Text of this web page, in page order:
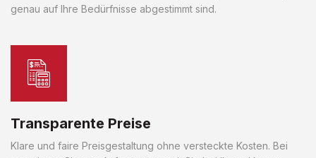
genau auf Ihre Bedürfnisse abgestimmt sind.
Transparente Preise
Klare und faire Preisgestaltung ohne versteckte Kosten. Bei